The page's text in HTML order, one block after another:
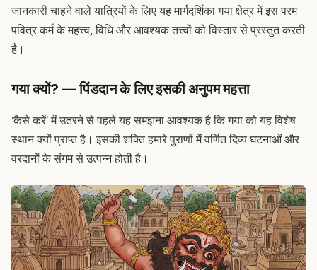
जानकारीचाहने वाले यात्रियों के लिए यह मार्गदर्शिका गया क्षेत्र में इस परम
पवित्र कर्म के महत्त्व, विधि और आवश्यक तत्त्वों को विस्तार से प्रस्तुत करती
है।
गया क्यों? — पिंडदान के लिए इसकी अनुपम महत्ता
‘कैसे करें’ में उतरने से पहले यह समझना आवश्यक है कि गया को यह विशेष
स्थान क्यों प्राप्त है। इसकी शक्ति हमारे पुराणों में वर्णित दिव्य घटनाओं और
वरदानों के संगम से उत्पन्न होती है।